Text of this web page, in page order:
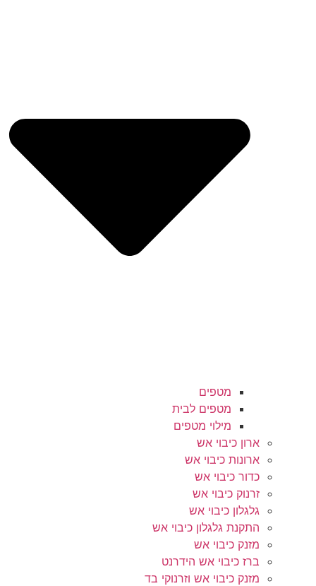
מטפים
מטפים לבית
מילוי מטפים
ארון כיבוי אש
ארונות כיבוי אש
כדור כיבוי אש
זרנוק כיבוי אש
גלגלון כיבוי אש
התקנת גלגלון כיבוי אש
מזנק כיבוי אש
ברז כיבוי אש הידרנט
מזנק כיבוי אש וזרנוקי בד